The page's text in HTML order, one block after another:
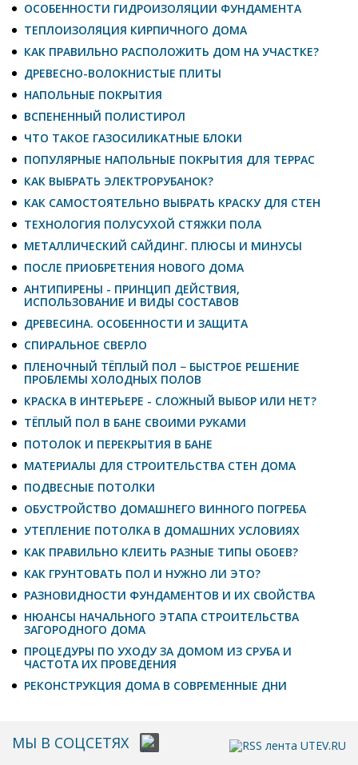
ОСОБЕННОСТИ ГИДРОИЗОЛЯЦИИ ФУНДАМЕНТА
ТЕПЛОИЗОЛЯЦИЯ КИРПИЧНОГО ДОМА
КАК ПРАВИЛЬНО РАСПОЛОЖИТЬ ДОМ НА УЧАСТКЕ?
ДРЕВЕСНО-ВОЛОКНИСТЫЕ ПЛИТЫ
НАПОЛЬНЫЕ ПОКРЫТИЯ
ВСПЕНЕННЫЙ ПОЛИСТИРОЛ
ЧТО ТАКОЕ ГАЗОСИЛИКАТНЫЕ БЛОКИ
ПОПУЛЯРНЫЕ НАПОЛЬНЫЕ ПОКРЫТИЯ ДЛЯ ТЕРРАС
КАК ВЫБРАТЬ ЭЛЕКТРОРУБАНОК?
КАК САМОСТОЯТЕЛЬНО ВЫБРАТЬ КРАСКУ ДЛЯ СТЕН
ТЕХНОЛОГИЯ ПОЛУСУХОЙ СТЯЖКИ ПОЛА
МЕТАЛЛИЧЕСКИЙ САЙДИНГ. ПЛЮСЫ И МИНУСЫ
ПОСЛЕ ПРИОБРЕТЕНИЯ НОВОГО ДОМА
АНТИПИРЕНЫ - ПРИНЦИП ДЕЙСТВИЯ,
ИСПОЛЬЗОВАНИЕ И ВИДЫ СОСТАВОВ
ДРЕВЕСИНА. ОСОБЕННОСТИ И ЗАЩИТА
СПИРАЛЬНОЕ СВЕРЛО
ПЛЕНОЧНЫЙ ТЁПЛЫЙ ПОЛ − БЫСТРОЕ РЕШЕНИЕ
ПРОБЛЕМЫ ХОЛОДНЫХ ПОЛОВ
КРАСКА В ИНТЕРЬЕРЕ - СЛОЖНЫЙ ВЫБОР ИЛИ НЕТ?
ТЁПЛЫЙ ПОЛ В БАНЕ СВОИМИ РУКАМИ
ПОТОЛОК И ПЕРЕКРЫТИЯ В БАНЕ
МАТЕРИАЛЫ ДЛЯ СТРОИТЕЛЬСТВА СТЕН ДОМА
ПОДВЕСНЫЕ ПОТОЛКИ
ОБУСТРОЙСТВО ДОМАШНЕГО ВИННОГО ПОГРЕБА
УТЕПЛЕНИЕ ПОТОЛКА В ДОМАШНИХ УСЛОВИЯХ
КАК ПРАВИЛЬНО КЛЕИТЬ РАЗНЫЕ ТИПЫ ОБОЕВ?
КАК ГРУНТОВАТЬ ПОЛ И НУЖНО ЛИ ЭТО?
РАЗНОВИДНОСТИ ФУНДАМЕНТОВ И ИХ СВОЙСТВА
НЮАНСЫ НАЧАЛЬНОГО ЭТАПА СТРОИТЕЛЬСТВА
ЗАГОРОДНОГО ДОМА
ПРОЦЕДУРЫ ПО УХОДУ ЗА ДОМОМ ИЗ СРУБА И
ЧАСТОТА ИХ ПРОВЕДЕНИЯ
РЕКОНСТРУКЦИЯ ДОМА В СОВРЕМЕННЫЕ ДНИ
МЫ В СОЦСЕТЯХ